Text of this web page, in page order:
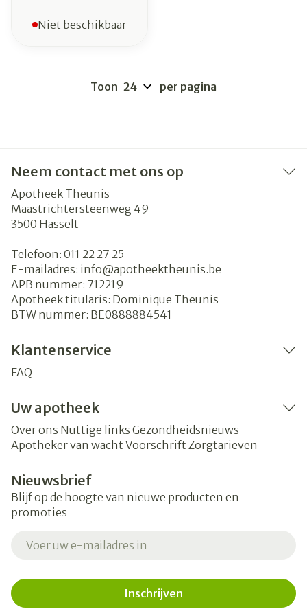
Niet beschikbaar
Toon per pagina
Neem contact met ons op
Apotheek Theunis
Maastrichtersteenweg 49
3500 Hasselt
Telefoon: 011 22 27 25
E-mailadres: info@apotheektheunis.be
APB nummer: 712219
Apotheek titularis: Dominique Theunis
BTW nummer: BE0888884541
Klantenservice
FAQ
Uw apotheek
Over ons Nuttige links Gezondheidsnieuws
Apotheker van wacht Voorschrift Zorgtarieven
Nieuwsbrief
Blijf op de hoogte van nieuwe producten en
promoties
Inschrijven